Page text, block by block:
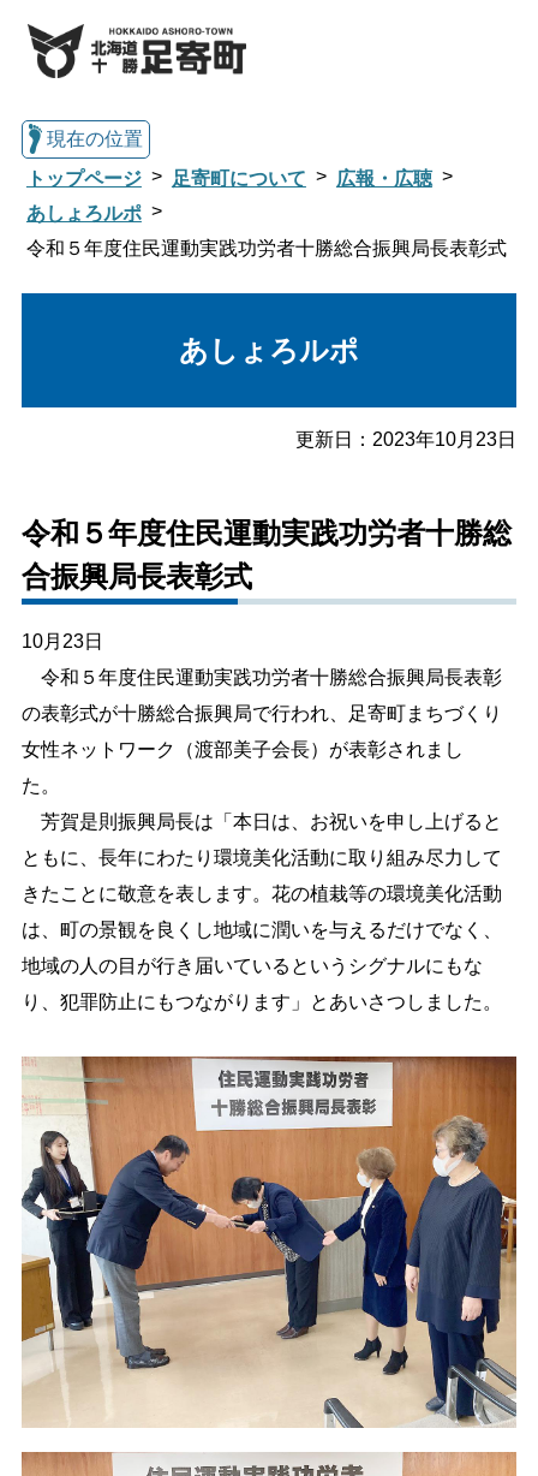
総合トップへ戻る
くらし・行政情報トップ
暮らし・手続き
しごと・産業
文字サイズ
標準 拡大
白 黒 黄 青
リセット
language
現在の位置
トップページ
足寄町について
広報・広聴
あしょろルポ
令和５年度住民運動実践功労者十勝総合振興局長表彰式
あしょろルポ
更新日： 2023年10月23日
令和５年度住民運動実践功労者十勝総
合振興局長表彰式
10月23日
令和５年度住民運動実践功労者十勝総合振興局長表彰
の表彰式が十勝総合振興局で行われ、足寄町まちづくり
女性ネットワーク（渡部美子会長）が表彰されまし
た。
芳賀是則振興局長は「本日は、お祝いを申し上げると
ともに、長年にわたり環境美化活動に取り組み尽力して
きたことに敬意を表します。花の植栽等の環境美化活動
は、町の景観を良くし地域に潤いを与えるだけでなく、
地域の人の目が行き届いているというシグナルにもな
り、犯罪防止にもつながります」とあいさつしました。